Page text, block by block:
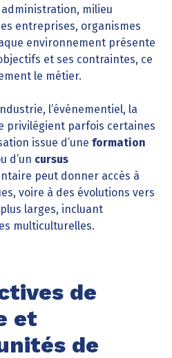
milieu
entreprises, organismes
environnement présente
et ses contraintes, ce
le métier.
l’événementiel, la
privilégient parfois certaines
issue d’une formation
d’un cursus
peut donner accès à
voire à des évolutions vers
larges, incluant
multiculturelles.
de
et
de